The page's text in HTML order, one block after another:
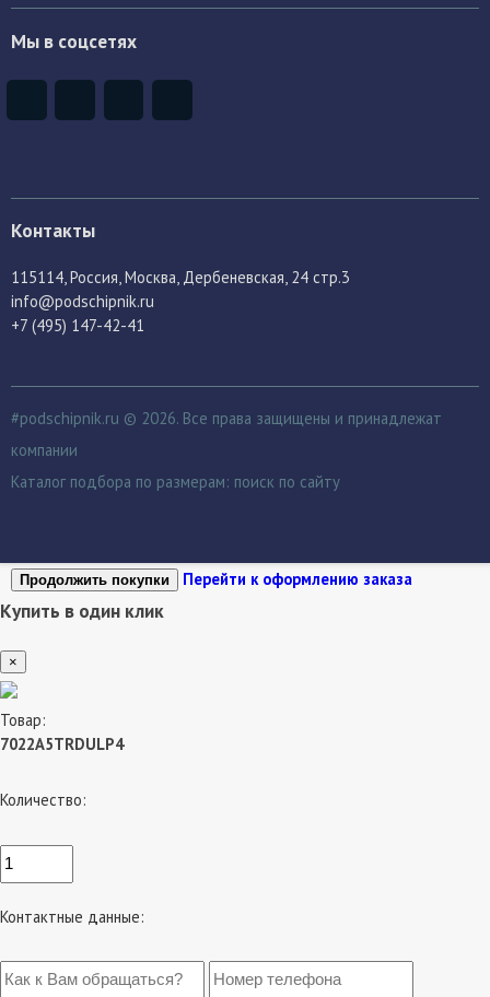
Мы в соцсетях
Контакты
115114 , Россия, Москва, Дербеневская, 24 стр.3
info@podschipnik.ru
+7 (495) 147-42-41
#podschipnik.ru © 2026. Все права защищены и принадлежат
компании
Каталог подбора по размерам: поиск по сайту
Продолжить покупки Перейти к оформлению заказа
Купить в один клик
×
Товар:
7022A5TRDULP4
Количество:
Контактные данные: